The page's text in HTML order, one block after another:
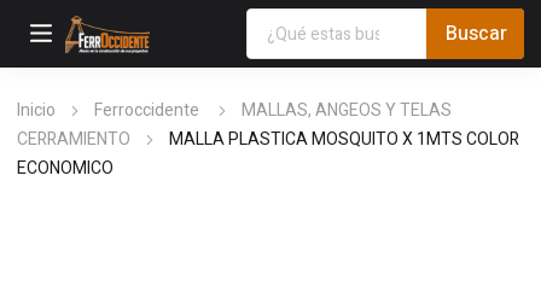
Inicio Ferroccidente
MALLAS, ANGEOS Y TELAS
CERRAMIENTO
MALLA PLASTICA MOSQUITO X 1MTS COLOR
ECONOMICO